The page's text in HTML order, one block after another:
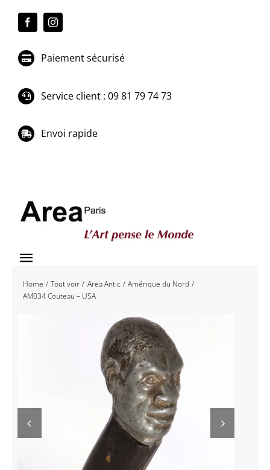
Paiement sécurisé
Service client : 09 81 79 74 73
Envoi rapide
Toggle
Navigation
Accueil
Area revue)s(
Home Tout voir Area Antic
Amérique du Nord
AM034 Couteau – USA